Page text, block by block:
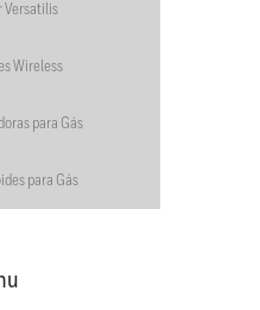
Versatilis
Wireless
para Gás
para Gás